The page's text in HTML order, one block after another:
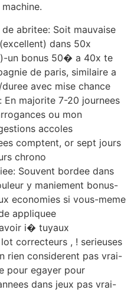
abritee: Soit mauvaise
dans 50x
un bonus 50� a 40x te
de paris, similaire a
avec mise chance
En majorite 7-20 journees
ou mon
accoles
comptent, or sept jours
chrono
Souvent bordee dans
y maniement bonus-
economies si vous-meme
appliquee
i� tuyaux
correcteurs , ! serieuses
rien considerent pas vrai-
pour egayer pour
dans jeux pas vrai-